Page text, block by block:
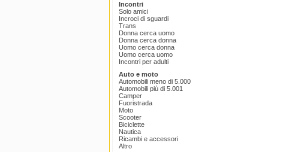
Incontri
Solo amici
Incroci di sguardi
Trans
Donna cerca uomo
Donna cerca donna
Uomo cerca donna
Uomo cerca uomo
Incontri per adulti
Auto e moto
Automobili meno di 5.000
Automobili più di 5.001
Camper
Fuoristrada
Moto
Scooter
Biciclette
Nautica
Ricambi e accessori
Altro